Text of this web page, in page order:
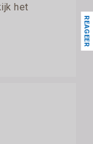
het
REAGEER